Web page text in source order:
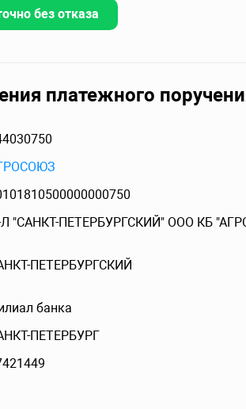
без отказа
платежного
"САНКТ-ПЕТЕРБУРГСКИЙ" ООО КБ
ПЕТЕРБУРГСКИЙ
банка
ПЕТЕРБУРГ